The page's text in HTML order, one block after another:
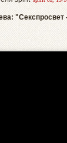
"Секспросвет